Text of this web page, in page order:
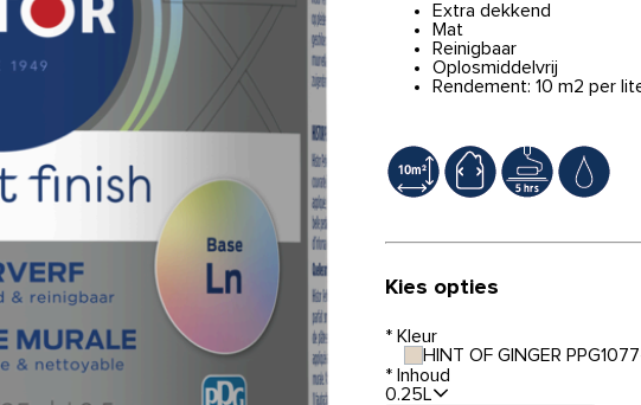
Extra dekkend
Mat
Reinigbaar
Oplosmiddelvrij
Rendement: 10 m2 per
Kies opties
* Kleur
HINT OF GINGER
* Inhoud
0.25L